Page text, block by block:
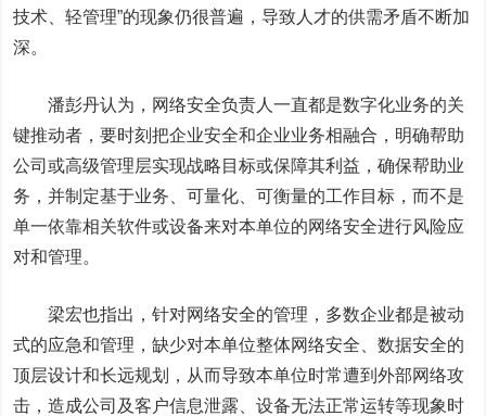
技术、轻管理”的现象仍很普遍，导致人才的供需矛盾不断加
深。
潘彭丹认为，网络安全负责人一直都是数字化业务的关
键推动者，要时刻把企业安全和企业业务相融合，明确帮助
公司或高级管理层实现战略目标或保障其利益，确保帮助业
务，并制定基于业务、可量化、可衡量的工作目标，而不是
单一依靠相关软件或设备来对本单位的网络安全进行风险应
对和管理。
梁宏也指出，针对网络安全的管理，多数企业都是被动
式的应急和管理，缺少对本单位整体网络安全、数据安全的
顶层设计和长远规划，从而导致本单位时常遭到外部网络攻
击，造成公司及客户信息泄露、设备无法正常运转等现象时